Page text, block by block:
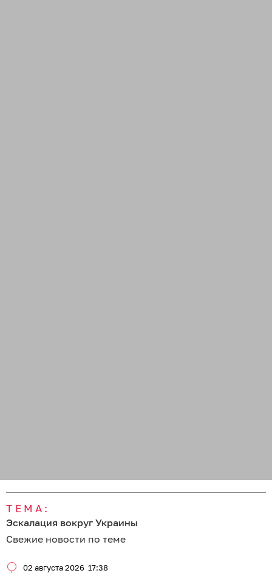
ТЕМА:
Эскалация вокруг Украины
Свежие новости по теме
02 августа 2026 17:38